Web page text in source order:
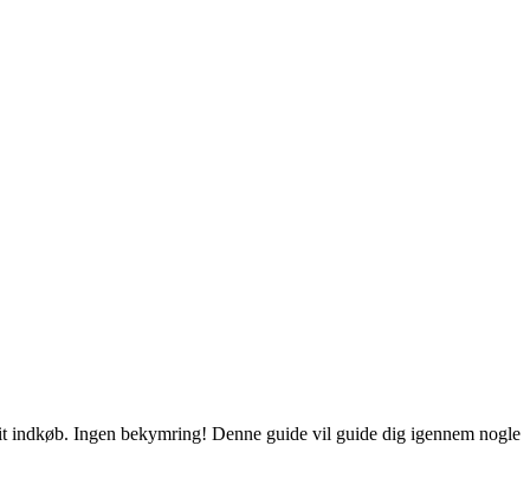
indkøb. Ingen bekymring! Denne guide vil guide dig igennem nogle